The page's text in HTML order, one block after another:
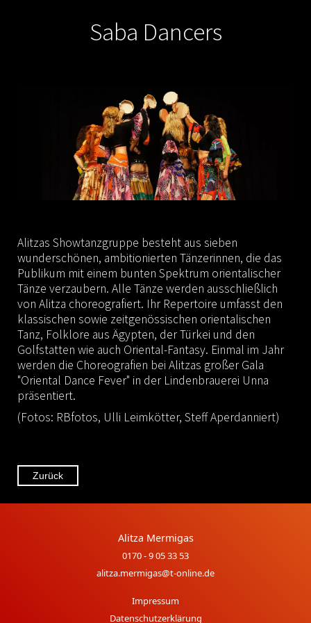
Saba Dancers
Alitzas Showtanzgruppe besteht aus sieben
wunderschönen, ambitionierten Tänzerinnen, die das
Publikum mit einem bunten Spektrum orientalischer
Tänze verzaubern. Alle Tänze werden ausschließlich
von Alitza choreografiert. Ihr Repertoire umfasst den
klassischen sowie zeitgenössischen orientalischen
Tanz, Folklore aus Ägypten, der Türkei und den
Golfstatten wie auch Oriental-Fantasy. Einmal im Jahr
werden die Choreografien bei Alitzas großer Gala
"Oriental Dance Fever" in der Lindenbrauerei Unna
präsentiert.
(Fotos: RBfotos, Ulli Leimkötter, Steff Aperdanniert)
Zurück
Alitza Mermigas
0170 - 9 05 33 53
alitza.mermigas@t-online.de
Impressum
Datenschutzerklärung